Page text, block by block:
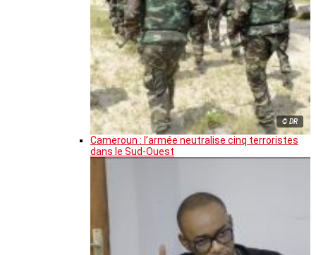
© DR
Cameroun : l’armée neutralise cinq terroristes
dans le Sud-Ouest